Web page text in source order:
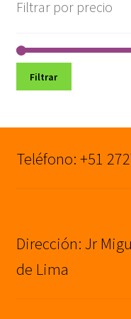
S/1,199.00.S/999.00.
Filtrar por precio
Filtrar
Teléfono: +51
Dirección: Jr
de Lima